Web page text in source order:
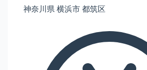
神奈川県 横浜市 都筑区